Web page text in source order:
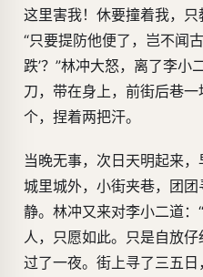
这里害我！休要撞着我，只
“只要提防他便了，岂不闻
跌’？”林冲大怒，离了李
刀，带在身上，前街后巷
个，捏着两把汗。
当晚无事，次日天明起来
城里城外，小街夹巷，团
静。林冲又来对李小二道：
人，只愿如此。只是自放仔
过了一夜。街上寻了三五